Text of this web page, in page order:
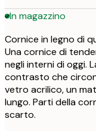
In magazzino
Cornice in legno di
Una cornice di
negli interni di oggi.
contrasto che
vetro acrilico, un
lungo. Parti della
scarto.